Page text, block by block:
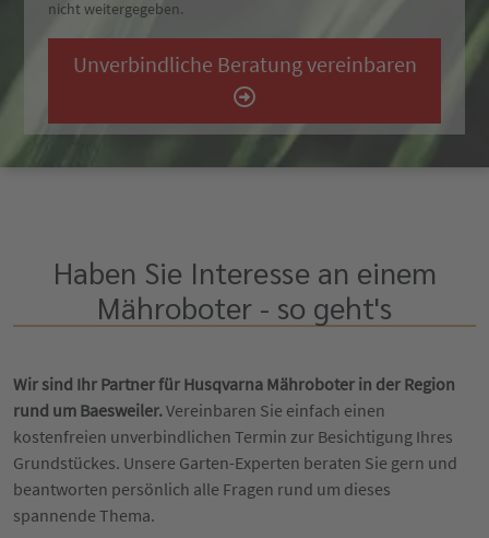
nicht weitergegeben.
Haben Sie Interesse an einem
Mähroboter - so geht's
Wir sind Ihr Partner für Husqvarna Mähroboter in der Region
rund um Baesweiler.Vereinbaren Sie einfach einen
kostenfreien unverbindlichen Termin zur Besichtigung Ihres
Grundstückes. Unsere Garten-Experten beraten Sie gern und
beantworten persönlich alle Fragen rund um dieses
spannende Thema.